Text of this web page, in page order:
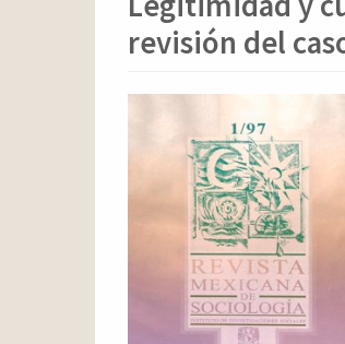
revisión del
lateral
del
artículo